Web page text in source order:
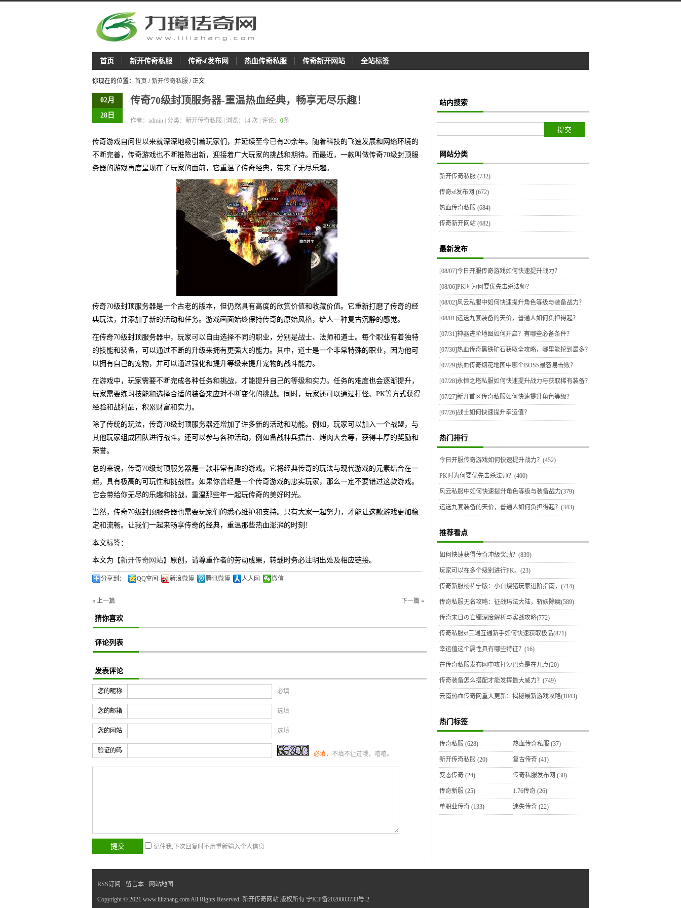
首页 新开传奇私服 传奇sf发布网 热血传奇私服 传奇新开网站 全站标签
你现在的位置： 首页 /新开传奇私服 / 正文
02月
28日
传奇70级封顶服务器-重温热血经典，畅享无尽乐趣！
作者：admin | 分类：新开传奇私服 | 浏览： 14 次 | 评论： 0条
传奇游戏自问世以来就深深地吸引着玩家们，并延续至今已有20余年。随着科技的飞速发展和网络环境的
不断完善，传奇游戏也不断推陈出新，迎接着广大玩家的挑战和期待。而最近，一款叫做传奇70级封顶服
务器的游戏再度呈现在了玩家的面前，它重温了传奇经典，带来了无尽乐趣。
传奇70级封顶服务器是一个古老的版本，但仍然具有高度的欣赏价值和收藏价值。它重新打磨了传奇的经
典玩法，并添加了新的活动和任务。游戏画面始终保持传奇的原始风格，给人一种复古沉静的感觉。
在传奇70级封顶服务器中，玩家可以自由选择不同的职业，分别是战士、法师和道士。每个职业有着独特
的技能和装备，可以通过不断的升级来拥有更强大的能力。其中，道士是一个非常特殊的职业，因为他可
以拥有自己的宠物，并可以通过强化和提升等级来提升宠物的战斗能力。
在游戏中，玩家需要不断完成各种任务和挑战，才能提升自己的等级和实力。任务的难度也会逐渐提升，
玩家需要练习技能和选择合适的装备来应对不断变化的挑战。同时，玩家还可以通过打怪、PK等方式获得
经验和战利品，积累财富和实力。
除了传统的玩法，传奇70级封顶服务器还增加了许多新的活动和功能。例如，玩家可以加入一个战盟，与
其他玩家组成团队进行战斗。还可以参与各种活动，例如备战神兵擂台、烤肉大会等，获得丰厚的奖励和
荣誉。
总的来说，传奇70级封顶服务器是一款非常有趣的游戏。它将经典传奇的玩法与现代游戏的元素结合在一
起，具有极高的可玩性和挑战性。如果你曾经是一个传奇游戏的忠实玩家，那么一定不要错过这款游戏。
它会带给你无尽的乐趣和挑战，重温那些年一起玩传奇的美好时光。
当然，传奇70级封顶服务器也需要玩家们的悉心维护和支持。只有大家一起努力，才能让这款游戏更加稳
定和流畅。让我们一起来畅享传奇的经典，重温那些热血澎湃的时刻！
本文标签：
本文为【新开传奇网站】原创，请尊重作者的劳动成果，转载时务必注明出处及相应链接。
分享到： QQ空间 新浪微博 腾讯微博 人人网 微信
« 上一篇 下一篇 »
猜你喜欢
评论列表
发表评论
您的昵称 必填
您的邮箱 选填
您的网站 选填
验证的码 必填，不填不让过哦，嘻嘻。
记住我,下次回复时不用重新输入个人信息
站内搜索
网站分类
新开传奇私服 (732)
传奇sf发布网 (672)
热血传奇私服 (684)
传奇新开网站 (682)
最新发布
[08/07]今日开服传奇游戏如何快速提升战力？
[08/06]PK时为何要优先击杀法师？
[08/02] 风云私服中如何快速提升角色等级与装备战力？
[08/01]运送九套装备的天价，普通人如何负担得起？
[07/31]神器进阶地图如何开启？有哪些必备条件？
[07/30]热血传奇黑铁矿石获取全攻略，哪里能挖到最多？
[07/29]热血传奇烟花地图中哪个BOSS最容易击败？
[07/28]永恒之塔私服如何快速提升战力与获取稀有装备？
[07/27]新开首区传奇私服如何快速提升角色等级？
[07/26] 战士如何快速提升幸运值？
热门排行
今日开服传奇游戏如何快速提升战力？(452)
PK时为何要优先击杀法师？(400)
风云私服中如何快速提升角色等级与装备战力(379)
运送九套装备的天价，普通人如何负担得起？(343)
推荐看点
如何快速获得传奇冲级奖励？(839)
玩家可以在多个级别进行PK。(23)
传奇新服杨祐宁版：小白烧猪玩家进阶指南，(714)
传奇私服无名攻略：征战玛法大陆，斩妖除魔(589)
传奇末日の亡镯深度解析与实战攻略(772)
传奇私服sf三端互通新手如何快速获取极品(871)
幸运值这个属性具有哪些特征？(16)
在传奇私服发布网中攻打沙巴克是在几点(20)
传奇装备怎么搭配才能发挥最大威力？(749)
云南热血传奇网重大更新：揭秘最新游戏攻略(1043)
热门标签
传奇私服 (628) 热血传奇私服 (37)
新开传奇私服 (20) 复古传奇 (41)
变态传奇 (24) 传奇私服发布网 (30)
传奇新服 (25) 1.76传奇 (26)
单职业传奇 (133) 迷失传奇 (22)
RSS订阅 - 留言本 - 网站地图
Copyright © 2021 www.lilizhang.com All Rights Reserved. 新开传奇网站 版权所有 宁ICP备2020003733号-2